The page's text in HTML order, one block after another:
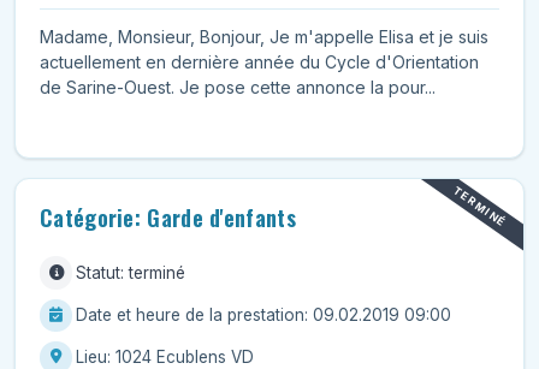
Madame, Monsieur, Bonjour, Je m'appelle Elisa et je suis
actuellement en dernière année du Cycle d'Orientation
de Sarine-Ouest. Je pose cette annonce la pour...
TERMINÉ
Catégorie: Garde d'enfants
Statut: terminé
Date et heure de la prestation: 09.02.2019 09:00
Lieu: 1024 Ecublens VD